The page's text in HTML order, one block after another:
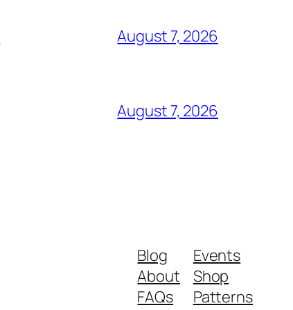
August 7, 2026
August 7, 2026
Blog
About
FAQs
Events
Shop
Patterns